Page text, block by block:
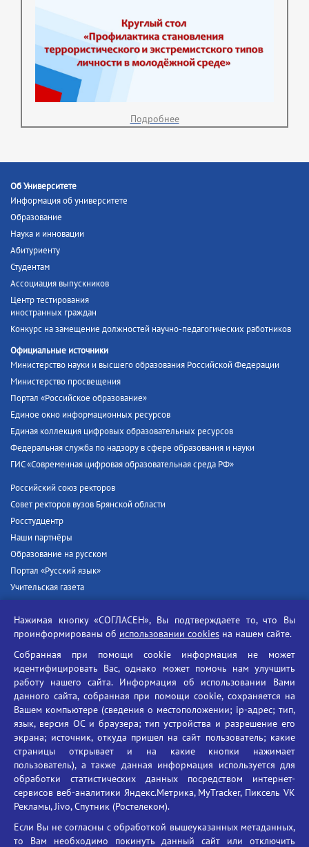
Подробнее
Об Университете
Информация об университете
Образование
Наука и инновации
Абитуриенту
Студентам
Ассоциация выпускников
Центр тестирования
иностранных граждан
Конкурс на замещение должностей научно-педагогических работников
Официальные источники
Министерство науки и высшего образования Российской Федерации
Министерство просвещения
Портал «Российское образование»
Единое окно информационных ресурсов
Единая коллекция цифровых образовательных ресурсов
Федеральная служба по надзору в сфере образования и науки
ГИС «Современная цифровая образовательная среда РФ»
Российский союз ректоров
Совет ректоров вузов Брянской области
Росстудцентр
Наши партнёры
Образование на русском
Портал «Русский язык»
Учительская газета
Единый портал государственных услуг
Противодействие угрозам информационной безопасности
Социальные ролики - Генеральная прокуратура РФ
Противодействие коррупции
БГУ против наркотиков
Брянский государственный университет
имени академика И.Г. Петровского
Время работы: пн-пт 09:00-18:00
Телефон: +7(4832)58-90-85
Нажимая кнопку «СОГЛАСЕН», Вы подтверждаете то, что Вы
проинформированы об использовании cookies на нашем сайте.
Собранная при помощи cookie информация не может
идентифицировать Вас, однако может помочь нам улучшить
работу нашего сайта. Информация об использовании Вами
данного сайта, собранная при помощи cookie, сохраняется на
Вашем компьютере (сведения о местоположении; ip-адрес; тип,
язык, версия ОС и браузера; тип устройства и разрешение его
экрана; источник, откуда пришел на сайт пользователь; какие
страницы открывает и на какие кнопки нажимает
пользователь), а также данная информация используется для
обработки статистических данных посредством интернет-
сервисов веб-аналитики Яндекс.Метрика, MyTracker, Пиксель VK
Рекламы, Jivo, Спутник (Ростелеком).
Если Вы не согласны с обработкой вышеуказанных метаданных,
то Вам необходимо покинуть данный сайт или отключить